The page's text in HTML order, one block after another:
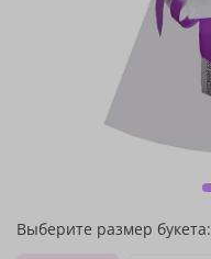
Выберите размер букета: